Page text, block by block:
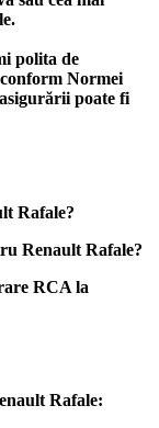
polita de
Normei
poate fi
Rafale?
Renault Rafale?
RCA la
Rafale: